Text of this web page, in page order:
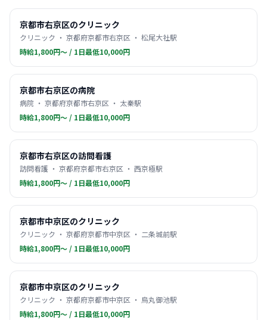
京都市右京区のクリニック
クリニック ・ 京都府京都市右京区 ・ 松尾大社駅
時給1,800円〜 / 1日最低10,000円
京都市右京区の病院
病院 ・ 京都府京都市右京区 ・ 太秦駅
時給1,800円〜 / 1日最低10,000円
京都市右京区の訪問看護
訪問看護 ・ 京都府京都市右京区 ・ 西京極駅
時給1,800円〜 / 1日最低10,000円
京都市中京区のクリニック
クリニック ・ 京都府京都市中京区 ・ 二条城前駅
時給1,800円〜 / 1日最低10,000円
京都市中京区のクリニック
クリニック ・ 京都府京都市中京区 ・ 烏丸御池駅
時給1,800円〜 / 1日最低10,000円